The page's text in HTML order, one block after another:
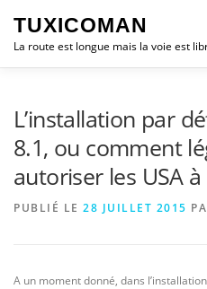
contenu
TUXICOMAN
La route est longue mais la voie est
LOGICIELS
L’installation par
8.1, ou comment
autoriser les USA
PUBLIÉ LE 28 JUILLET 2015
A un moment donné, dans